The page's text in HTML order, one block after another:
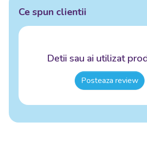
Ce spun clientii
Detii sau ai utilizat
Posteaza review